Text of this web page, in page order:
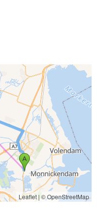
Leaflet| © OpenStreetMap